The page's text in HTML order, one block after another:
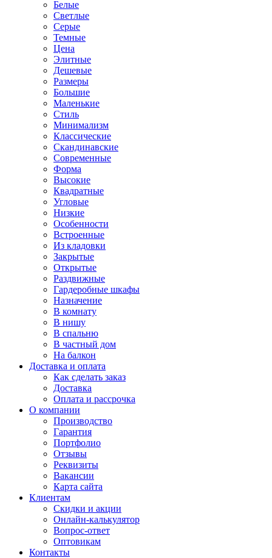
Белые
Светлые
Серые
Темные
Цена
Элитные
Дешевые
Размеры
Большие
Маленькие
Стиль
Минимализм
Классические
Скандинавские
Современные
Форма
Высокие
Квадратные
Угловые
Низкие
Особенности
Встроенные
Из кладовки
Закрытые
Открытые
Раздвижные
Гардеробные шкафы
Назначение
В комнату
В нишу
В спальню
В частный дом
На балкон
Доставка и оплата
Как сделать заказ
Доставка
Оплата и рассрочка
О компании
Производство
Гарантия
Портфолио
Отзывы
Реквизиты
Вакансии
Карта сайта
Клиентам
Скидки и акции
Онлайн-калькулятор
Вопрос-ответ
Оптовикам
Контакты